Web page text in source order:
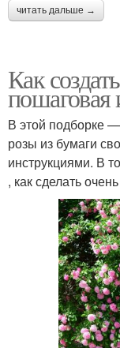
читать дальше →
Как
пошаговая
В этой подборке
розы из бумаги
инструкциями. В
, как сделать